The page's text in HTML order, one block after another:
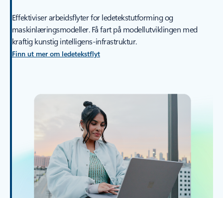
Effektiviser arbeidsflyter for ledetekstutforming og
maskinlæringsmodeller. Få fart på modellutviklingen med
kraftig kunstig intelligens-infrastruktur.
Finn ut mer om ledetekstflyt